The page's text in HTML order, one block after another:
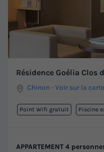
Résidence Goélia Clos
Chinon -Voir sur la carte
Point Wifi gratuit Piscine
APPARTEMENT 4